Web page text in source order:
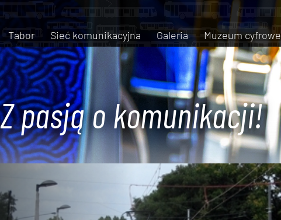
Tabor Sieć komunikacyjna Galeria Muzeum cyfrowe
Z pasją o komunikacji!